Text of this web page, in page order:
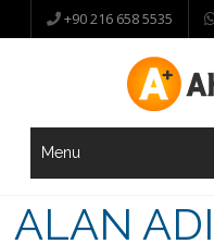
+90 216 658 5535
Menu
ALAN